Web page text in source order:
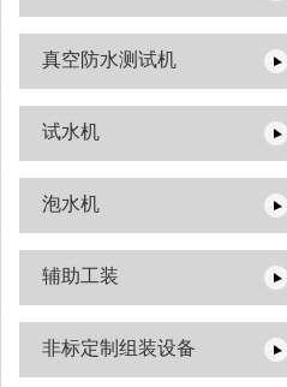
真空防水测试机
试水机
泡水机
辅助工装
非标定制组装设备